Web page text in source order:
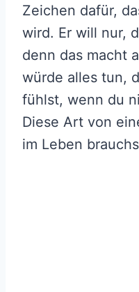
Zeichen dafür,
wird. Er will nur,
denn das macht
würde alles tun,
fühlst, wenn du
Diese Art von
im Leben